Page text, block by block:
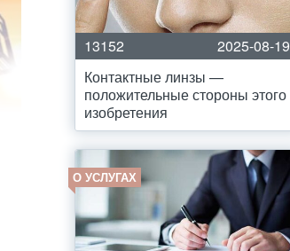
13152
2025-08-19
Контактные линзы —
положительные стороны этого
изобретения
О УСЛУГАХ